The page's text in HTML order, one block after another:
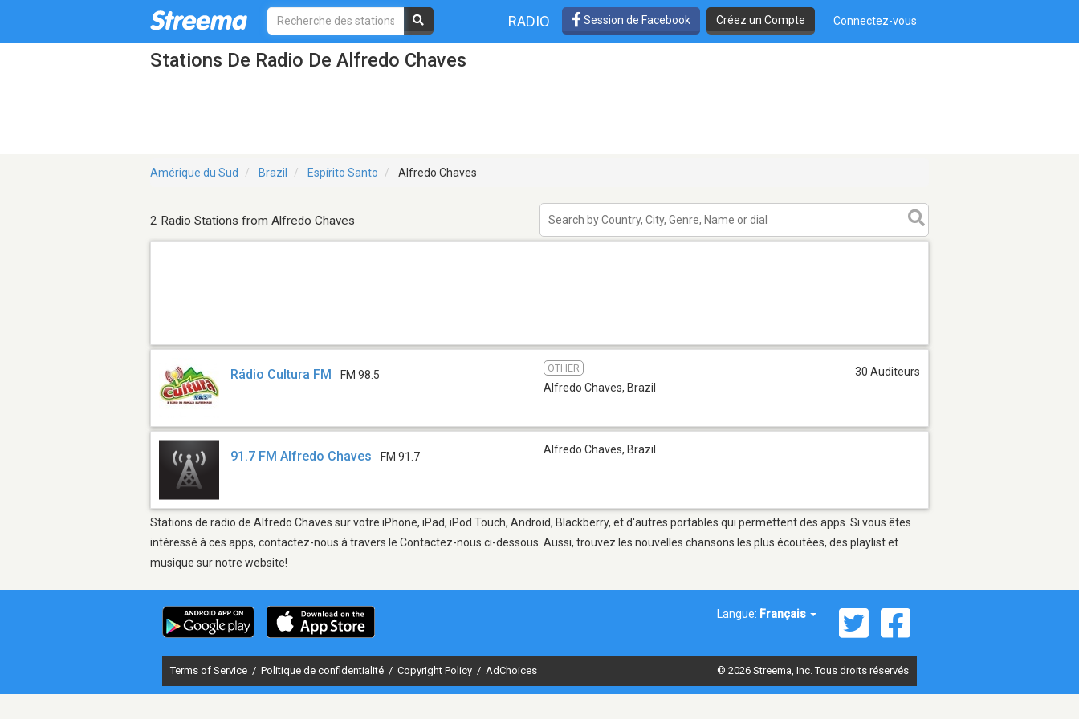
RADIO Session de Facebook Créez un Compte Connectez-vous
Stations De Radio De Alfredo Chaves
Amérique du Sud Brazil Espírito Santo Alfredo Chaves
2 Radio Stations from Alfredo Chaves
Rádio Cultura FM FM 98.5
OTHER
Alfredo Chaves, Brazil
30 Auditeurs
91.7 FM Alfredo Chaves FM 91.7
Alfredo Chaves, Brazil
Stations de radio de Alfredo Chaves sur votre iPhone, iPad, iPod Touch, Android, Blackberry, et d'autres portables qui permettent des apps. Si vous êtes
intéressé à ces apps, contactez-nous à travers le Contactez-nous ci-dessous. Aussi, trouvez les nouvelles chansons les plus écoutées, des playlist et
musique sur notre website!
Langue: Français
Terms of Service / Politique de confidentialité / Copyright Policy / AdChoices © 2026 Streema, Inc. Tous droits réservés